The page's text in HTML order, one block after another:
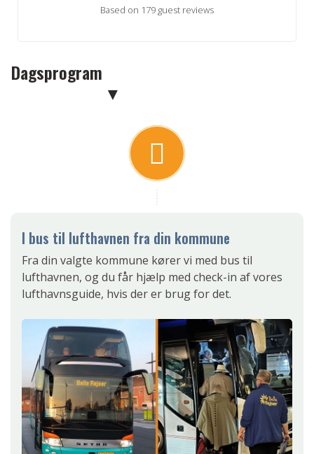
Based on 179 guest reviews
Dagsprogram
I bus til lufthavnen fra din kommune
Fra din valgte kommune kører vi med bus til
lufthavnen, og du får hjælp med check-in af vores
lufthavnsguide, hvis der er brug for det.